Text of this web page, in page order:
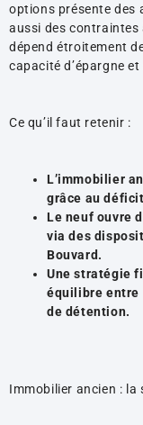
options présente des
aussi des contraintes
dépend étroitement
capacité d’épargne
Ce qu’il faut retenir :
L’immobilier
grâce au
Le neuf ouvre
via des
Bouvard.
Une stratégie
équilibre entre
de détention.
Immobilier ancien : la